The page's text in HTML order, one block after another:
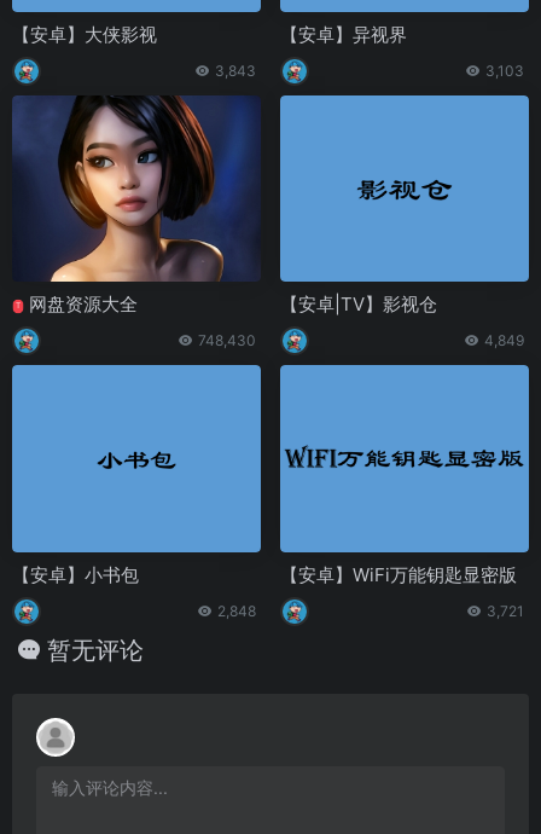
【安卓】大侠影视
3,843
【安卓】异视界
3,103
T 网盘资源大全
748,430
【安卓|TV】影视仓
4,849
【安卓】小书包
2,848
【安卓】WiFi万能钥匙显密版
3,721
暂无评论